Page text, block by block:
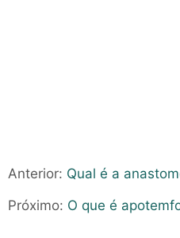
Anterior: Qual é a
Próximo: O que é